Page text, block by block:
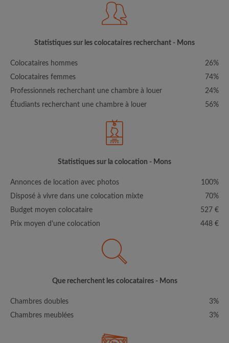
Statistiques sur les colocataires recherchant - Mons
Colocataires hommes
26%
Colocataires femmes
74%
Professionnels recherchant une chambre à louer
24%
Étudiants recherchant une chambre à louer
56%
Statistiques sur la colocation - Mons
Annonces de location avec photos
100%
Disposé à vivre dans une colocation mixte
70%
Budget moyen colocataire
527 €
Prix moyen d'une colocation
448 €
Que recherchent les colocataires - Mons
Chambres doubles
3%
Chambres meublées
3%